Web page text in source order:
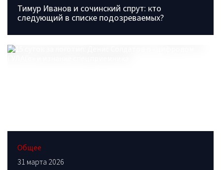
Тимур Иванов и сочинский спрут: кто
следующий в списке подозреваемых?
Общее
31 марта 2026